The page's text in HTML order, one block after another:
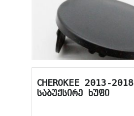
CHEROKEE 2013-2018
საბუქსირე ხუფი